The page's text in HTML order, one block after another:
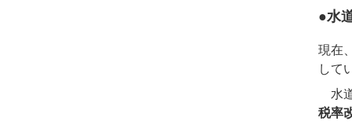
水
現在
して
水
税率